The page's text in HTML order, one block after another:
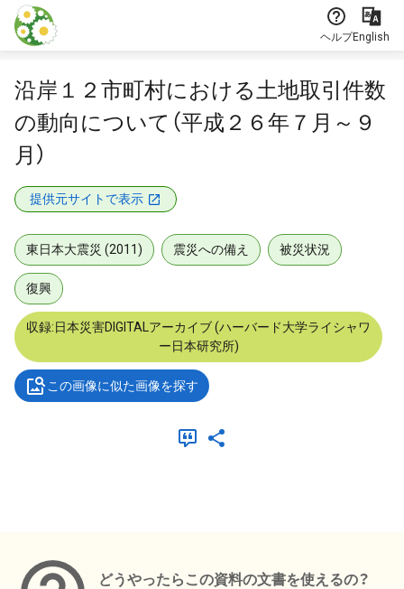
本文に飛ぶ
ヘルプEnglish
沿岸１２市町村における土地取引件数
の動向について（平成２６年７月～９
月）
提供元サイトで表示
東日本大震災 (2011) 震災への備え 被災状況
復興
収録:日本災害DIGITALアーカイブ (ハーバード大学ライシャワ
ー日本研究所)
この画像に似た画像を探す
どうやったらこの資料の文書を使えるの？